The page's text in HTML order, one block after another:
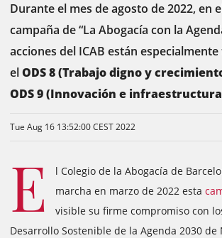
Durante el mes de agosto de 2022, en
campaña de “La Abogacía con la
acciones del ICAB están
elODS 8 (Trabajo digno y
ODS 9 (Innovación e
Tue Aug 16 13:52:00 CEST 2022
E
l Colegio de la Abogacía de
marcha en marzo de 2022 esta
visible su firme compromiso con
Desarrollo Sostenible de la Agenda 2030 de